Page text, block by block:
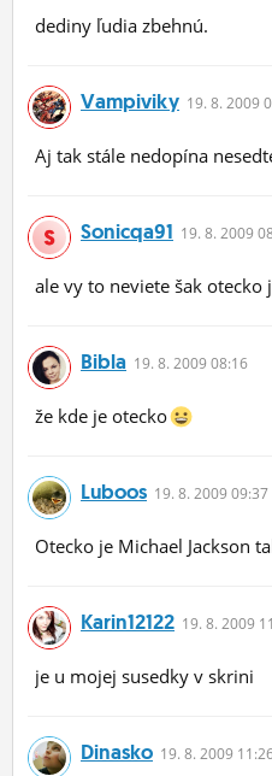
dediny ľudia zbehnú.
Vampiviky 19. 8. 2009
Aj tak stále nedopína
Sonicqa91 19. 8. 2009
ale vy to neviete šak otecko
Bibla 19. 8. 2009 08:16
že kde je otecko
Luboos 19. 8. 2009 09:37
Otecko je Michael Jackson
Karin12122 19. 8. 2009
je u mojej susedky v skrini
Dinasko 19. 8. 2009